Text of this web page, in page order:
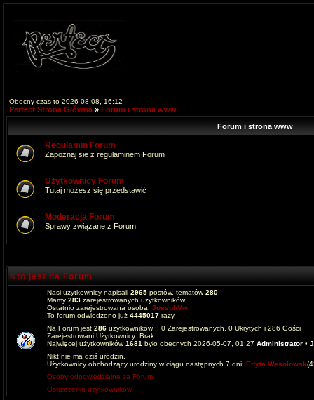
Obecny czas to 2026-08-08, 16:12
Perfect Strona Główna » Forum i strona www
Forum i strona www
Regulamin Forum
Zapoznaj sie z regulaminem Forum
Użytkownicy Forum
Tutaj możesz się przedstawić
Moderacja Forum
Sprawy związane z Forum
Kto jest na Forum
Nasi użytkownicy napisali 2965 postów, tematów280
Mamy 283 zarejestrowanych użytkowników
Ostatnio zarejestrowana osoba: JoesphVw
To forum odwiedzono już 4445017 razy
Na Forum jest 286 użytkowników :: 0 Zarejestrowanych, 0 Ukrytych i 286 Gości
Zarejestrowani Użytkownicy: Brak
Najwięcej użytkowników1681 było obecnych 2026-05-07, 01:27 Administrator •
Nikt nie ma dziś urodzin.
Użytkownicy obchodzący urodziny w ciągu następnych 7 dni: Edyta Wesolowsk
Osoby odpowiedzialne za Forum
Ostrzeżenia użytkowników